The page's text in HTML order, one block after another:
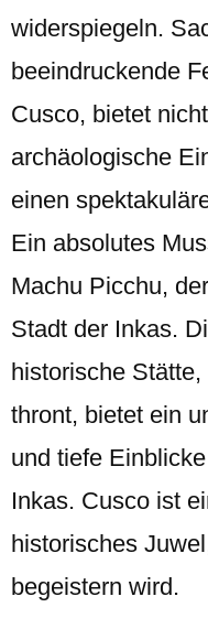
widerspiegeln.
beeindruckende
Cusco, bietet
archäologische
einen
Ein absolutes
Machu Picchu,
Stadt der Inkas.
historische
thront, bietet ein
und tiefe
Inkas. Cusco ist
historisches
begeistern wird.